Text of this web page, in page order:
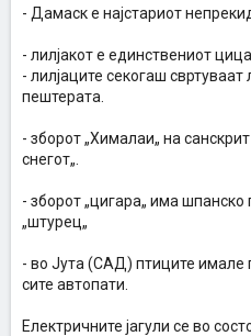
- Дамаск е најстариот
- лилјакот е единствениот
- лилјаците секогаш свртуваат
пештерата.
- зборот „Хималаи„ на
снегот„.
- зборот „цигара„ има
„штурец„
- во Јута (САД) птиците
сите автопати.
Електричните јагули се во